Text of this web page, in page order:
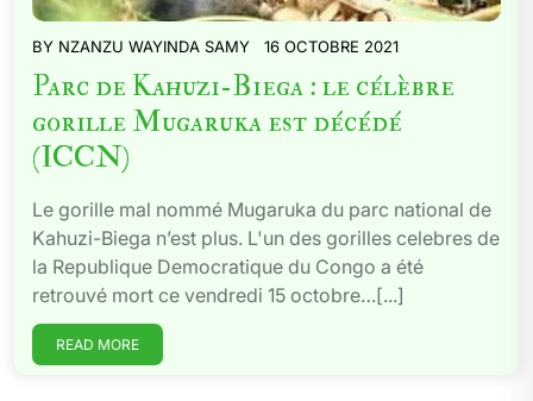
BY NZANZU WAYINDA SAMY 16 OCTOBRE 2021
Parc de Kahuzi-Biega : le célèbre
gorille Mugaruka est décédé
(ICCN)
Le gorille mal nommé Mugaruka du parc national de
Kahuzi-Biega n’est plus. L'un des gorilles celebres de
la Republique Democratique du Congo a été
retrouvé mort ce vendredi 15 octobre…[...]
READ MORE